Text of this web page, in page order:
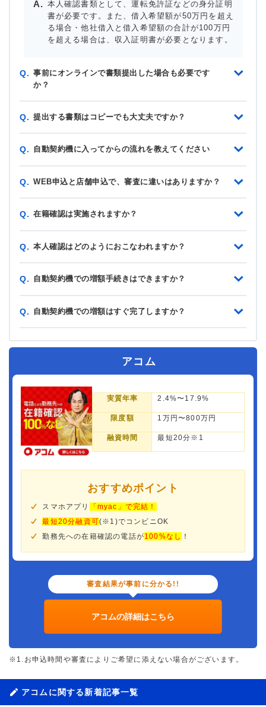
本人確認書類として、運転免許証などの身分証明
書が必要です。また、借入希望額が50万円を超え
る場合・他社借入と借入希望額の合計が100万円
を超える場合は、収入証明書が必要となります。
Q. 事前にオンラインで書類提出した場合も必要です
か？
Q. 提出する書類はコピーでも大丈夫ですか？
Q. 自動契約機に入ってからの流れを教えてください
Q. WEB申込と店舗申込で、審査に違いはありますか？
Q. 在籍確認は実施されますか？
Q. 本人確認はどのようにおこなわれますか？
Q. 自動契約機での増額手続きはできますか？
Q. 自動契約機での増額はすぐ完了しますか？
アコム
実質年率 2.4%〜17.9%
限度額 1万円〜800万円
融資時間 最短20分※1
おすすめポイント
スマホアプリ
「myac」で完結！
最短20分融資可(※1)でコンビニOK
勤務先への在籍確認の電話が100%なし ！
審査結果が事前に分かる!!
アコムの詳細はこちら
※1.お申込時間や審査によりご希望に添えない場合がございます。
アコムに関する新着記事一覧